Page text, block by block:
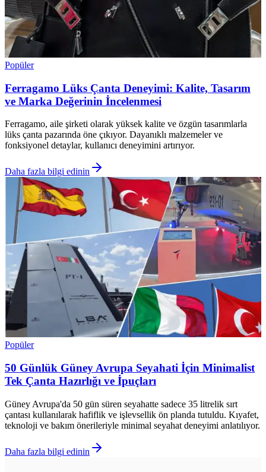
Popüler
Ferragamo Lüks Çanta Deneyimi: Kalite, Tasarım
ve Marka Değerinin İncelenmesi
Ferragamo, aile şirketi olarak yüksek kalite ve özgün tasarımlarla
lüks çanta pazarında öne çıkıyor. Dayanıklı malzemeler ve
fonksiyonel detaylar, kullanıcı deneyimini artırıyor.
Daha fazla bilgi edinin
Popüler
50 Günlük Güney Avrupa Seyahati İçin Minimalist
Tek Çanta Hazırlığı ve İpuçları
Güney Avrupa'da 50 gün süren seyahatte sadece 35 litrelik sırt
çantası kullanılarak hafiflik ve işlevsellik ön planda tutuldu. Kıyafet,
teknoloji ve bakım önerileriyle minimal seyahat deneyimi anlatılıyor.
Daha fazla bilgi edinin